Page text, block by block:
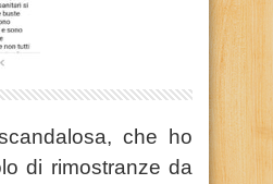
che ho
di rimostranze da